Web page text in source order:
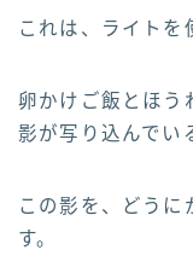
これは、ライトを
卵かけご飯とほう
影が写り込んでい
この影を、どうに
す。